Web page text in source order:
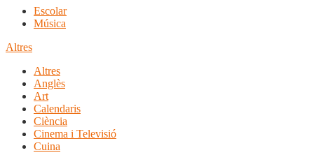
Escolar
Música
Altres
Altres
Anglès
Art
Calendaris
Ciència
Cinema i Televisió
Cuina